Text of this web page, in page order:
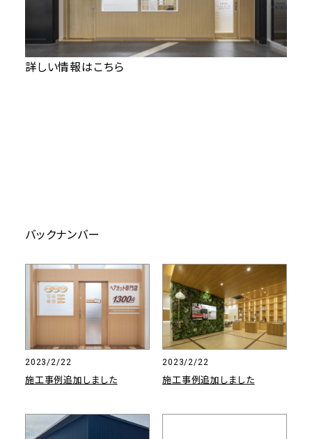
詳しい情報はこちら
バックナンバー
2023/2/22
施工事例追加しました
2023/2/22
施工事例追加しました